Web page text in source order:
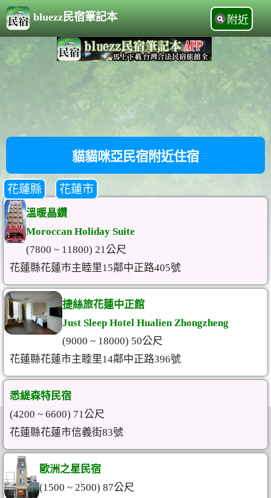
bluezz民宿筆記本 附近
貓貓咪亞民宿附近住宿
花蓮縣 花蓮市
溫暖晶鑽
Moroccan Holiday Suite
(7800 ~ 11800) 21公尺
花蓮縣花蓮市主睦里15鄰中正路405號
捷絲旅花蓮中正館
Just Sleep Hotel Hualien Zhongzheng
(9000 ~ 18000) 50公尺
花蓮縣花蓮市主睦里14鄰中正路396號
悉緹森特民宿
(4200 ~ 6600) 71公尺
花蓮縣花蓮市信義街83號
歐洲之星民宿
(1500 ~ 2500) 87公尺